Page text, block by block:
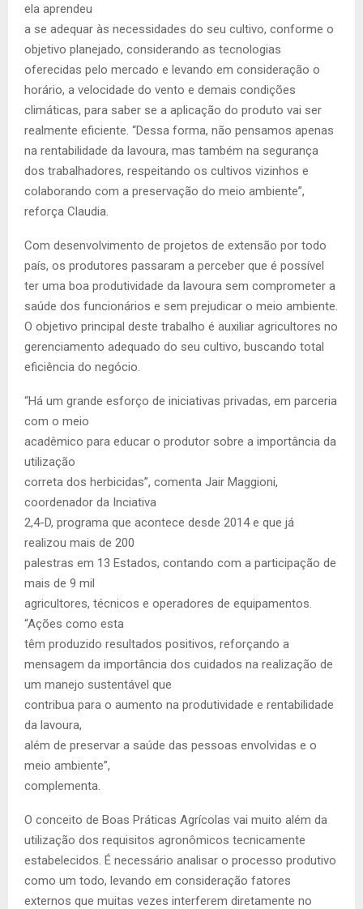
ela aprendeu
a se adequar às necessidades do seu cultivo, conforme o
objetivo planejado, considerando as tecnologias
oferecidas pelo mercado e levando em consideração o
horário, a velocidade do vento e demais condições
climáticas, para saber se a aplicação do produto vai ser
realmente eficiente. “Dessa forma, não pensamos apenas
na rentabilidade da lavoura, mas também na segurança
dos trabalhadores, respeitando os cultivos vizinhos e
colaborando com a preservação do meio ambiente”,
reforça Claudia.
Com desenvolvimento de projetos de extensão por todo
país, os produtores passaram a perceber que é possível
ter uma boa produtividade da lavoura sem comprometer a
saúde dos funcionários e sem prejudicar o meio ambiente.
O objetivo principal deste trabalho é auxiliar agricultores no
gerenciamento adequado do seu cultivo, buscando total
eficiência do negócio.
“Há um grande esforço de iniciativas privadas, em parceria
com o meio
acadêmico para educar o produtor sobre a importância da
utilização
correta dos herbicidas”, comenta Jair Maggioni,
coordenador da Inciativa
2,4-D, programa que acontece desde 2014 e que já
realizou mais de 200
palestras em 13 Estados, contando com a participação de
mais de 9 mil
agricultores, técnicos e operadores de equipamentos.
“Ações como esta
têm produzido resultados positivos, reforçando a
mensagem da importância dos cuidados na realização de
um manejo sustentável que
contribua para o aumento na produtividade e rentabilidade
da lavoura,
além de preservar a saúde das pessoas envolvidas e o
meio ambiente”,
complementa.
O conceito de Boas Práticas Agrícolas vai muito além da
utilização dos requisitos agronômicos tecnicamente
estabelecidos. É necessário analisar o processo produtivo
como um todo, levando em consideração fatores
externos que muitas vezes interferem diretamente no